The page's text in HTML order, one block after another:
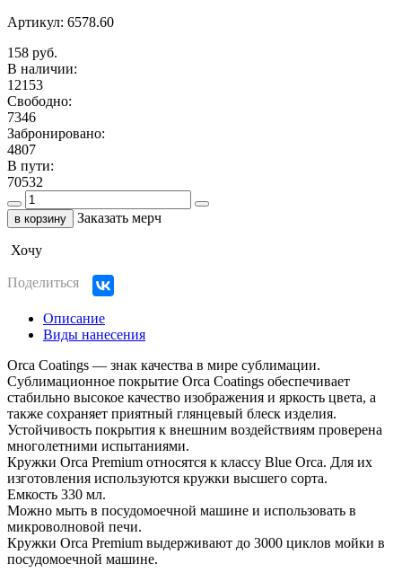
Артикул: 6578.60
158 руб.
В наличии:
12153
Свободно:
7346
Забронировано:
4807
В пути:
70532
в корзину Заказать мерч
Хочу
Поделиться
Описание
Виды нанесения
Orca Coatings — знак качества в мире сублимации.
Сублимационное покрытие Orca Coatings обеспечивает
стабильно высокое качество изображения и яркость цвета, а
также сохраняет приятный глянцевый блеск изделия.
Устойчивость покрытия к внешним воздействиям проверена
многолетними испытаниями.
Кружки Orca Premium относятся к классу Blue Orca. Для их
изготовления используются кружки высшего сорта.
Емкость 330 мл.
Можно мыть в посудомоечной машине и использовать в
микроволновой печи.
Кружки Orca Premium выдерживают до 3000 циклов мойки в
посудомоечной машине.